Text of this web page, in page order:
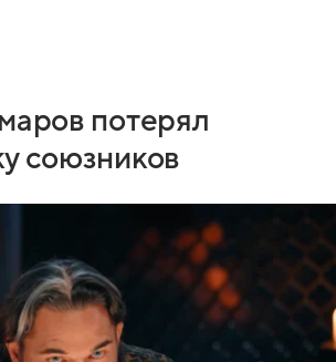
потерял
союзников